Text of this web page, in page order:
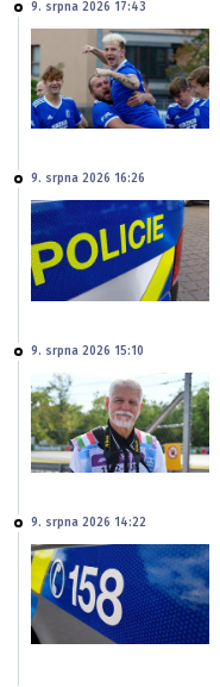
9. srpna 2026 17:43
9. srpna 2026 16:26
9. srpna 2026 15:10
9. srpna 2026 14:22